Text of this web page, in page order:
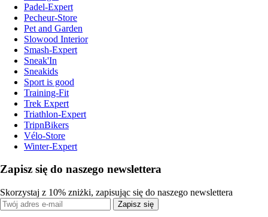
Padel-Expert
Pecheur-Store
Pet and Garden
Slowood Interior
Smash-Expert
Sneak'In
Sneakids
Sport is good
Training-Fit
Trek Expert
Triathlon-Expert
TripnBikers
Vélo-Store
Winter-Expert
Zapisz się do naszego newslettera
Skorzystaj z 10% zniżki, zapisując się do naszego newslettera
Zapisz się